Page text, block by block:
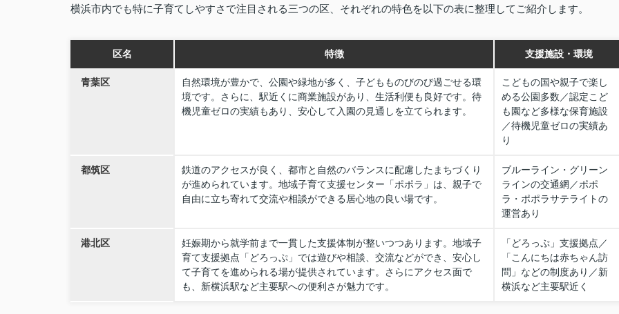
横浜市内でも特に子育てしやすさで注目される三つの区、それぞれの特色を以下の表に整理してご紹介します。
区名 特徴 支援施設・環境
青葉区
自然環境が豊かで、公園や緑地が多く、子どもものびのび過ごせる環
境です。さらに、駅近くに商業施設があり、生活利便も良好です。待
機児童ゼロの実績もあり、安心して入園の見通しを立てられます。
こどもの国や親子で楽し
める公園多数／認定こど
も園など多様な保育施設
／待機児童ゼロの実績あ
り
都筑区
鉄道のアクセスが良く、都市と自然のバランスに配慮したまちづくり
が進められています。地域子育て支援センター「ポポラ」は、親子で
自由に立ち寄れて交流や相談ができる居心地の良い場です。
ブルーライン・グリーン
ラインの交通網／ポポ
ラ・ポポラサテライトの
運営あり
港北区
妊娠期から就学前まで一貫した支援体制が整いつつあります。地域子
育て支援拠点「どろっぷ」では遊びや相談、交流などができ、安心し
て子育てを進められる場が提供されています。さらにアクセス面で
も、新横浜駅など主要駅への便利さが魅力です。
「どろっぷ」支援拠点／
「こんにちは赤ちゃん訪
問」などの制度あり／新
横浜など主要駅近く